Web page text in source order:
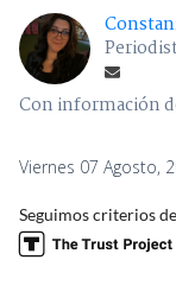
Con información
Viernes 07 Agosto,
Seguimos criterios de